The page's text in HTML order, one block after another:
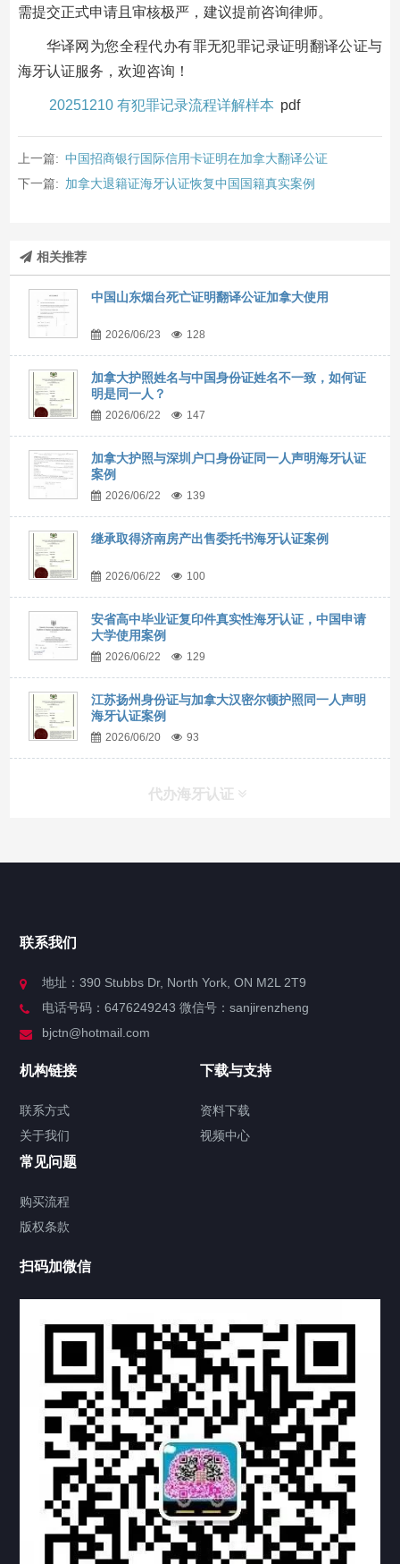
需提交正式申请且审核极严，建议提前咨询律师。
华译网为您全程代办有罪无犯罪记录证明翻译公证与
海牙认证服务，欢迎咨询！
20251210 有犯罪记录流程详解样本 pdf
上一篇: 中国招商银行国际信用卡证明在加拿大翻译公证
下一篇: 加拿大退籍证海牙认证恢复中国国籍真实案例
相关推荐
中国山东烟台死亡证明翻译公证加拿大使用
2026/06/23 128
加拿大护照姓名与中国身份证姓名不一致，如何证
明是同一人？
2026/06/22 147
加拿大护照与深圳户口身份证同一人声明海牙认证
案例
2026/06/22 139
继承取得济南房产出售委托书海牙认证案例
2026/06/22 100
安省高中毕业证复印件真实性海牙认证，中国申请
大学使用案例
2026/06/22 129
江苏扬州身份证与加拿大汉密尔顿护照同一人声明
海牙认证案例
2026/06/20 93
代办海牙认证
服务分类
签署类文件海牙认证程序费用
视频中心
热门标签 TAG
机构链接
联系方式 关于我们
下载与支持
资料下载 视频中心
常见问题
购买流程 版权条款
联系我们
地址：390 Stubbs Dr, North York, ON M2L 2T9
电话号码：6476249243 微信号：sanjirenzheng
bjctn@hotmail.com
机构链接
联系方式
关于我们
下载与支持
资料下载
视频中心
常见问题
购买流程
版权条款
扫码加微信